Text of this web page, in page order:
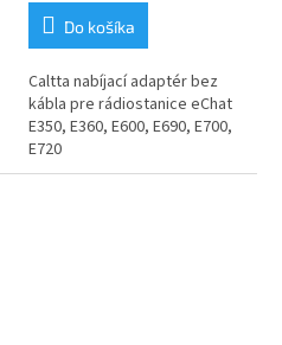
Do košíka
Caltta nabíjací adaptér bez
kábla pre rádiostanice eChat
E350, E360, E600, E690, E700,
E720